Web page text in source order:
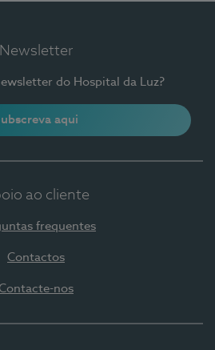
Newsletter
do Hospital da Luz?
aqui
ao cliente
frequentes
Contactos
nos